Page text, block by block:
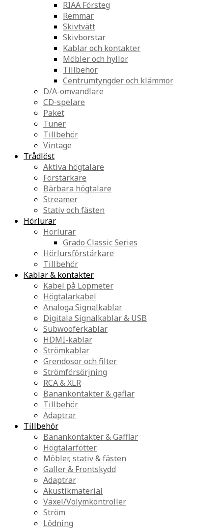
RIAA Försteg
Remmar
Skivtvätt
Skivborstar
Kablar och kontakter
Möbler och hyllor
Tillbehör
Centrumtyngder och klämmor
D/A-omvandlare
CD-spelare
Paket
Tuner
Tillbehör
Vintage
Trådlöst
Aktiva högtalare
Förstärkare
Bärbara högtalare
Streamer
Stativ och fästen
Hörlurar
Hörlurar
Grado Classic Series
Hörlursförstärkare
Tillbehör
Kablar & kontakter
Kabel på Löpmeter
Högtalarkabel
Analoga Signalkablar
Digitala Signalkablar & USB
Subwooferkablar
HDMI-kablar
Strömkablar
Grendosor och filter
Strömförsörjning
RCA & XLR
Banankontakter & gaflar
Tillbehör
Adaptrar
Tillbehör
Banankontakter & Gafflar
Högtalarfötter
Möbler, stativ & fästen
Galler & Frontskydd
Adaptrar
Akustikmaterial
Växel/Volymkontroller
Ström
Lödning